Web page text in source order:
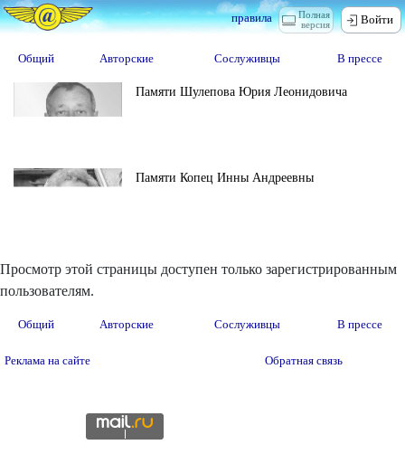
Полная
версия
правила Войти
Общий Авторские Сослуживцы В прессе
Памяти Шулепова Юрия Леонидовича
Памяти Копец Инны Андреевны
Просмотр этой страницы доступен только зарегистрированным
пользователям.
Общий Авторские Сослуживцы В прессе
Реклама на сайте Обратная связь